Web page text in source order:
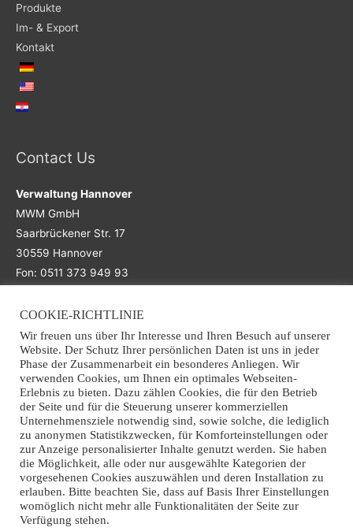
Produkte
Im- & Export
Kontakt
Contact Us
Verwaltung Hannover
MWM GmbH
Saarbrückener Str. 17
30559 Hannover
Fon: 0511 373 949 93
Main Office
Niederlassung Osnabrück
MWM GmbH
Grothausweg 7
49090 Osnabrück
Fon: +49 (0)541 941 363 70
Email: info@mwm-recycling.de
COOKIE-RICHTLINIE
Wir freuen uns über Ihr Interesse und Ihren Besuch auf unserer
Website. Der Schutz Ihrer persönlichen Daten ist uns in jeder
Phase der Zusammenarbeit ein besonderes Anliegen. Wir
verwenden Cookies, um Ihnen ein optimales Webseiten-
Erlebnis zu bieten. Dazu zählen Cookies, die für den Betrieb
der Seite und für die Steuerung unserer kommerziellen
Unternehmensziele notwendig sind, sowie solche, die lediglich
zu anonymen Statistikzwecken, für Komforteinstellungen oder
zur Anzeige personalisierter Inhalte genutzt werden. Sie haben
die Möglichkeit, alle oder nur ausgewählte Kategorien der
vorgesehenen Cookies auszuwählen und deren Installation zu
erlauben. Bitte beachten Sie, dass auf Basis Ihrer Einstellungen
womöglich nicht mehr alle Funktionalitäten der Seite zur
Verfügung stehen.